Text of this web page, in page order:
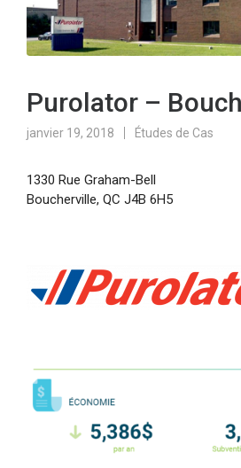
Purolator –
janvier 19, 2018 Études de Cas
1330 Rue Graham-Bell
Boucherville, QC J4B 6H5